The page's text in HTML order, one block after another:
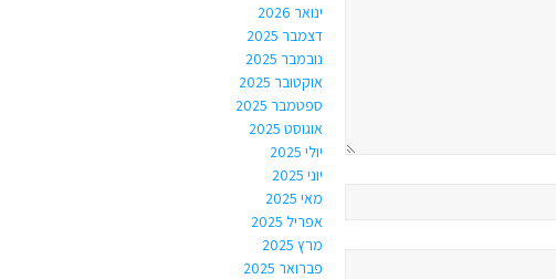
ינואר 2026
דצמבר 2025
נובמבר 2025
אוקטובר 2025
ספטמבר 2025
אוגוסט 2025
יולי 2025
יוני 2025
מאי 2025
אפריל 2025
מרץ 2025
פברואר 2025